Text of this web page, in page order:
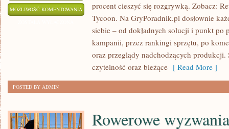
MOŻLIWOŚĆ KOMENTOWANIA
NAUKI
JĘZYKÓW
procent cieszyć się rozgrywką. Zobacz:
Tycoon. Na GryPoradnik.pl dosłownie
siebie – od dokładnych solucji i punkt po
kampanii, przez rankingi sprzętu, po
oraz przeglądy nadchodzących produkcji.
czytelność oraz bieżące [ Read More ]
POSTED BY ADMIN
Rowerowe